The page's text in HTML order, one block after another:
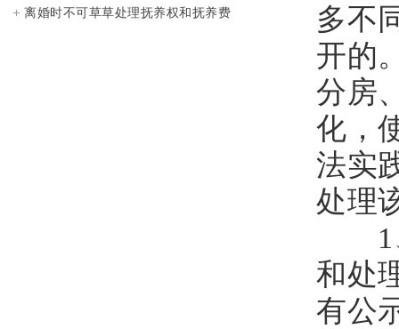
离婚时不可草草处理抚养权和抚养费
多不
开的
分房
化，
法实
处理
1、
和处
有公